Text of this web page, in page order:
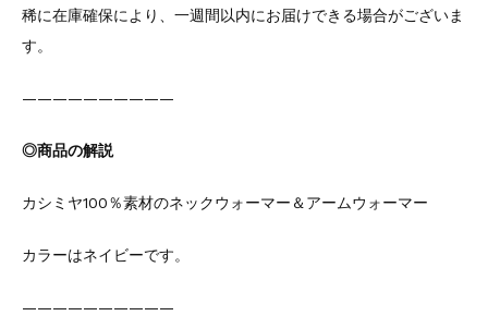
稀に在庫確保により、一週間以内にお届けできる場合がございま
す。
——————————
◎商品の解説
カシミヤ100％素材のネックウォーマー＆アームウォーマー
カラーはネイビーです。
——————————